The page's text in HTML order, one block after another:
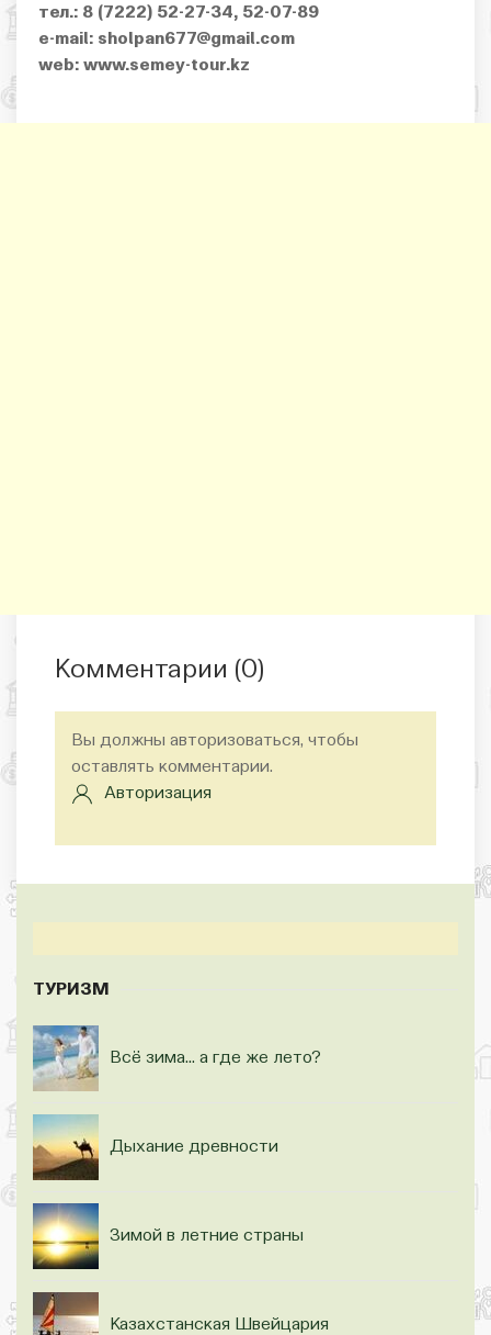
тел.: 8 (7222) 52-27-34, 52-07-89
e-mail: sholpan677@gmail.com
web: www.semey-tour.kz
Комментарии (0)
Вы должны авторизоваться, чтобы
оставлять комментарии.
Авторизация
ТУРИЗМ
Всё зима... а где же лето?
Дыхание древности
Зимой в летние страны
Казахстанская Швейцария